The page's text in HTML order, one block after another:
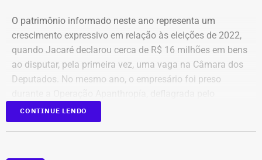
“Sabemos que a moradia é a base de tudo. Quando um
movimento ocupa um imóvel abandonado ou
subutilizado, mais do que dar um teto, o que já é
fundamental, ele devolve esperança e perspectiva de vida
para centenas de pessoas, sobretudo para as crianças”,
Moradores da Rua Santa Alexandrina
O patrimônio informado neste ano representa um
crescimento expressivo em relação às eleições de 2022,
quando Jacaré declarou cerca de R$ 16 milhões em bens
ao disputar, pela primeira vez, uma vaga na Câmara dos
Deputados. No mesmo ano, o empresário foi preso
Ministério Público do Rio de Janeiro (MPRJ), que
investigou um esquema de corrupção na Prefeitura de
CONTINUE LENDO